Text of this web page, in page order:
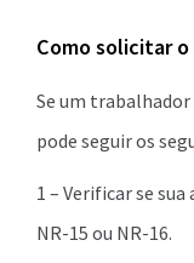
Como solicitar
Se um
pode seguir os
1 – Verificar se
NR-15 ou NR-16.